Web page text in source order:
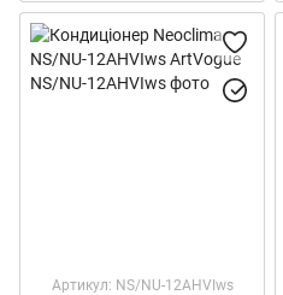
Артикул: NS/NU-12AHVIws